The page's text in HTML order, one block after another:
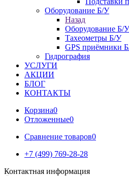
Оборудование Б/У
Назад
Оборудование Б/У
Тахеометры Б/У
GPS приёмники
Гидрография
УСЛУГИ
АКЦИИ
БЛОГ
КОНТАКТЫ
Корзина0
Отложенные0
Сравнение товаров0
+7 (499) 769-28-28
Контактная информация